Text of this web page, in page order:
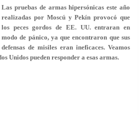
Las pruebas de armas hipersónicas este año
realizadas por Moscú y Pekín provocó que
los peces gordos de EE. UU. entraran en
modo de pánico, ya que encontraron que sus
defensas de misiles eran ineficaces. Veamos
Unidos pueden responder a esas armas.